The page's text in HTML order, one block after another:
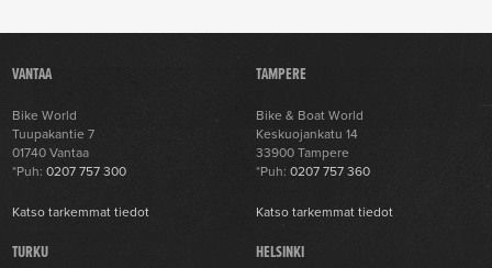
VANTAA
Bike World
Tuupakantie 7
01740 Vantaa
*Puh:0207 757 300
Katso tarkemmat tiedot
TAMPERE
Bike & Boat World
Keskuojankatu 14
33900 Tampere
*Puh:0207 757 360
Katso tarkemmat tiedot
TURKU HELSINKI